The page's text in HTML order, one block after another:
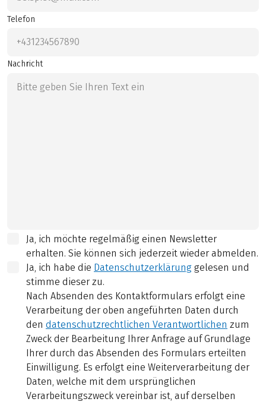
Telefon
Nachricht
Ja, ich möchte regelmäßig einen Newsletter
erhalten. Sie können sich jederzeit wieder abmelden.
Ja, ich habe die Datenschutzerklärung gelesen und
stimme dieser zu.
Nach Absenden des Kontaktformulars erfolgt eine
Verarbeitung der oben angeführten Daten durch
den datenschutzrechtlichen Verantwortlichen zum
Zweck der Bearbeitung Ihrer Anfrage auf Grundlage
Ihrer durch das Absenden des Formulars erteilten
Einwilligung. Es erfolgt eine Weiterverarbeitung der
Daten, welche mit dem ursprünglichen
Verarbeitungszweck vereinbar ist, auf derselben